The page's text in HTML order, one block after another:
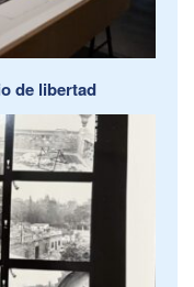
de libertad